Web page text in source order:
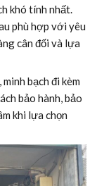
khó tính nhất.
phù hợp với yêu
cân đối và lựa
bạch đi kèm
bảo hành, bảo
khi lựa chọn